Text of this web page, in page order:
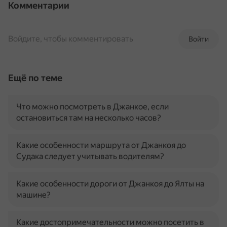
Комментарии
Войти
Войдите, чтобы комментировать
Ещё по теме
Что можно посмотреть в Джанкое, если
остановиться там на несколько часов?
Какие особенности маршрута от Джанкоя до
Судака следует учитывать водителям?
Какие особенности дороги от Джанкоя до Ялты на
машине?
Какие достопримечательности можно посетить в